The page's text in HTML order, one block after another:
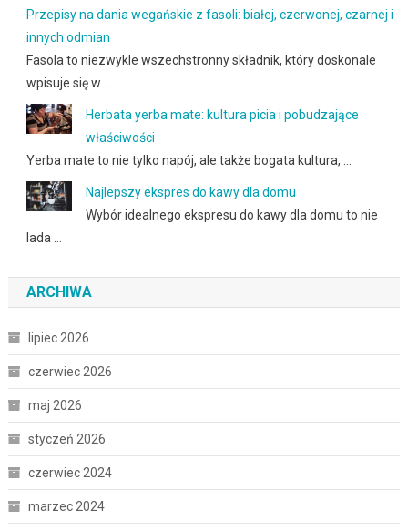
Przepisy na dania wegańskie z fasoli: białej, czerwonej, czarnej i
innych odmian
Fasola to niezwykle wszechstronny składnik, który doskonale
wpisuje się w …
Herbata yerba mate: kultura picia i pobudzające
właściwości
Yerba mate to nie tylko napój, ale także bogata kultura, …
Najlepszy ekspres do kawy dla domu
Wybór idealnego ekspresu do kawy dla domu to nie
lada …
ARCHIWA
lipiec 2026
czerwiec 2026
maj 2026
styczeń 2026
czerwiec 2024
marzec 2024